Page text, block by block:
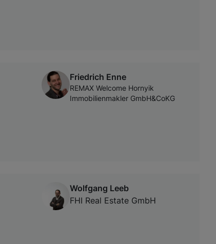
Friedrich Enne
REMAX Welcome Hornyik
Immobilienmakler GmbH&CoKG
Wolfgang Leeb
FHI Real Estate GmbH